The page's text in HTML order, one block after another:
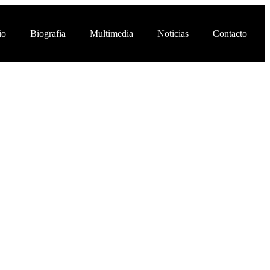
Biografia Multimedia Noticias Contacto